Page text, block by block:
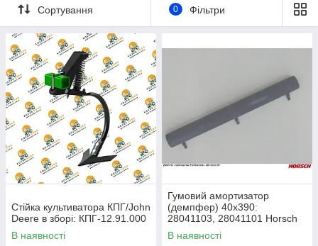
Україні.Сортування 0 Фільтри
Стійка культиватора КПГ/John
Deere в зборі: КПГ-12.91.000
В наявності
Гумовий амортизатор
(демпфер) 40х390:
28041103, 28041101 Horsch
В наявності